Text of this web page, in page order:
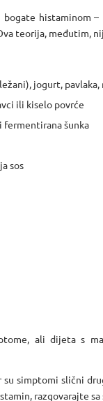
histaminom
teorija, međutim,
jogurt,
ili kiselo povrće
fermentirana šunka
sos
ali dijeta s
simptomi slični
razgovarajte